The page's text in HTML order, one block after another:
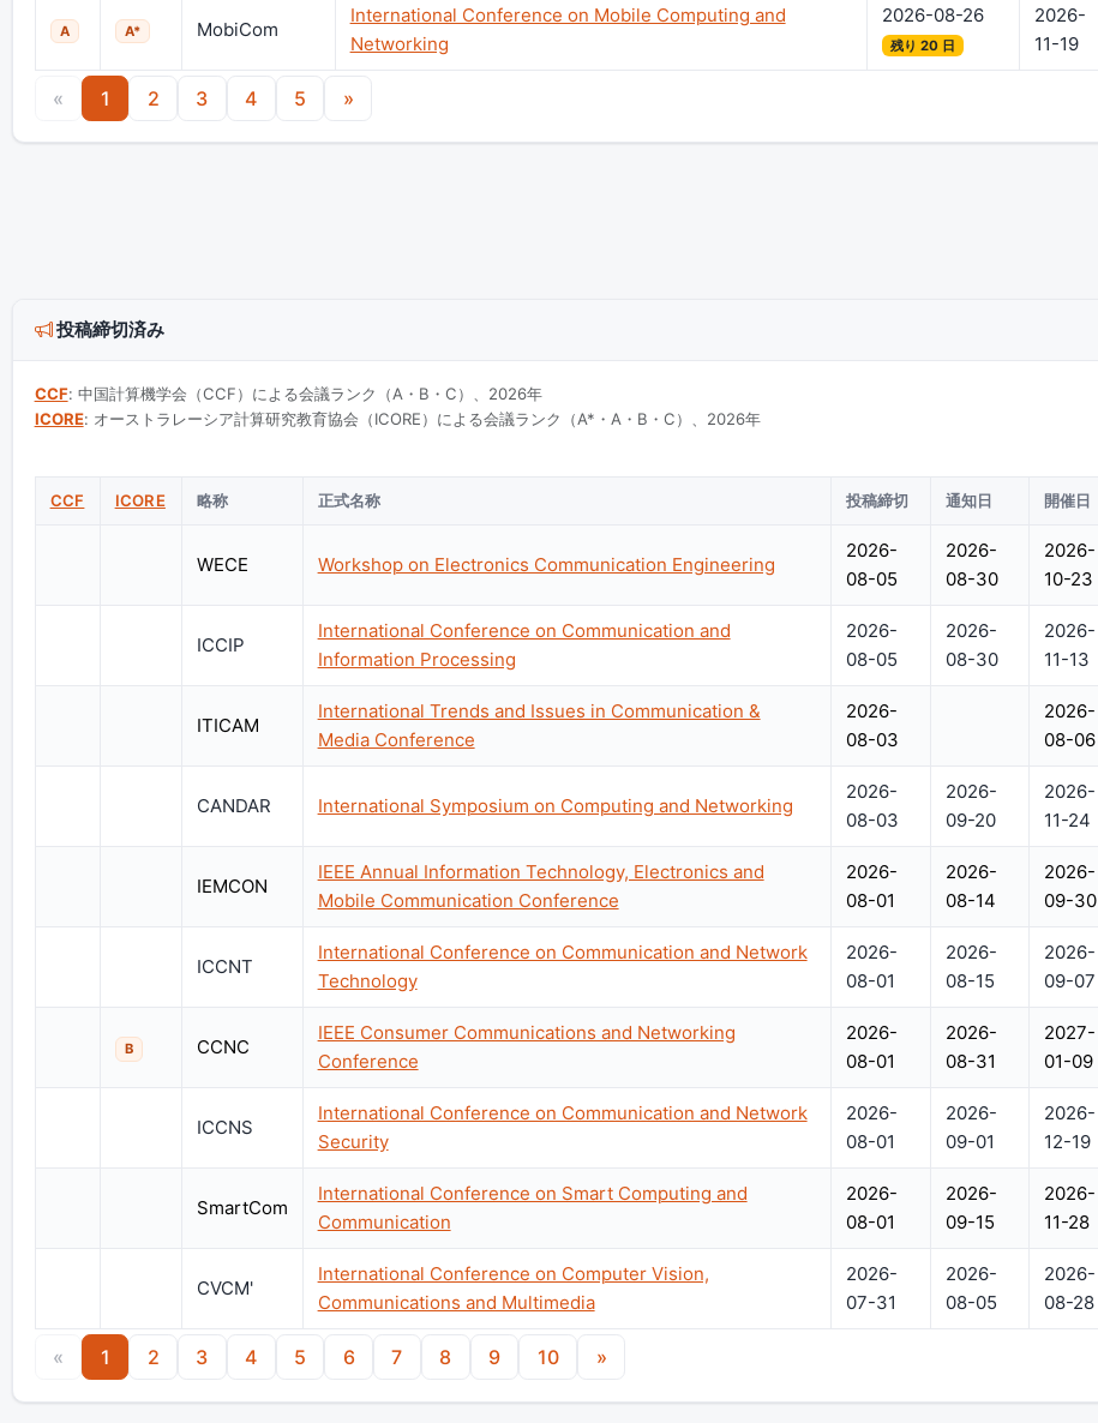
A A* MobiCom
International Conference on Mobile Computing and
Networking
2026-08-26
残り 20 日
2026-
11-19
« 1 2 3 4 5 »
投稿締切済み
CCF: 中国計算機学会（CCF）による会議ランク（A・B・C）、2026年
ICORE: オーストラレーシア計算研究教育協会（ICORE）による会議ランク（A*・A・B・C）、2026年
CCF ICORE 略称 正式名称 投稿締切 通知日 開催日
WECE Workshop on Electronics Communication Engineering
2026-
08-05
2026-
08-30
2026-
10-23
ICCIP
International Conference on Communication and
Information Processing
2026-
08-05
2026-
08-30
2026-
11-13
ITICAM
International Trends and Issues in Communication &
Media Conference
2026-
08-03
2026-
08-06
CANDAR International Symposium on Computing and Networking
2026-
08-03
2026-
09-20
2026-
11-24
IEMCON
IEEE Annual Information Technology, Electronics and
Mobile Communication Conference
2026-
08-01
2026-
08-14
2026-
09-30
ICCNT
International Conference on Communication and Network
Technology
2026-
08-01
2026-
08-15
2026-
09-07
B CCNC
IEEE Consumer Communications and Networking
Conference
2026-
08-01
2026-
08-31
2027-
01-09
ICCNS
International Conference on Communication and Network
Security
2026-
08-01
2026-
09-01
2026-
12-19
SmartCom
International Conference on Smart Computing and
Communication
2026-
08-01
2026-
09-15
2026-
11-28
CVCM'
International Conference on Computer Vision,
Communications and Multimedia
2026-
07-31
2026-
08-05
2026-
08-28
« 1 2 3 4 5 6 7 8 9 10 »